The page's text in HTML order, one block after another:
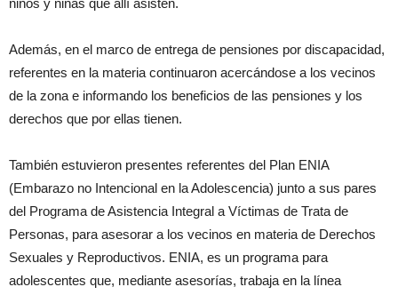
niños y niñas que allí asisten.
Además, en el marco de entrega de pensiones por discapacidad,
referentes en la materia continuaron acercándose a los vecinos
de la zona e informando los beneficios de las pensiones y los
derechos que por ellas tienen.
También estuvieron presentes referentes del Plan ENIA
(Embarazo no Intencional en la Adolescencia) junto a sus pares
del Programa de Asistencia Integral a Víctimas de Trata de
Personas, para asesorar a los vecinos en materia de Derechos
Sexuales y Reproductivos. ENIA, es un programa para
adolescentes que, mediante asesorías, trabaja en la línea